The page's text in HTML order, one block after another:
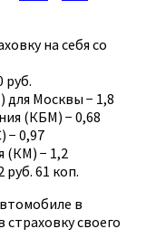
на себя со
руб.
Москвы − 1,8
(КБМ) − 0,68
− 0,97
(КМ) − 1,2
61 коп.
в
своего